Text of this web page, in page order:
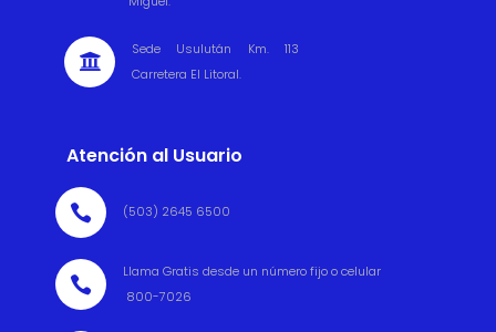

Sede Usulután Km. 113
Carretera El Litoral.
Atención al Usuario
 (503) 2645 6500

Llama Gratis desde un número fijo o celular
800-7026